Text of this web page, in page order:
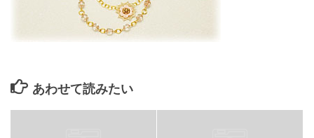
あわせて読みたい